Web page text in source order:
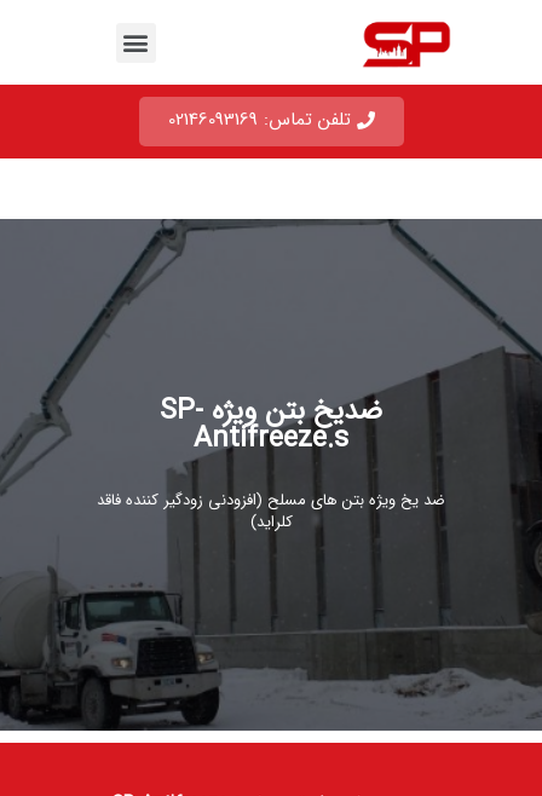
تلفن تماس: 02146093169
ضدیخ بتن ویژه SP-
Antifreeze.s
ضد یخ ویژه بتن های مسلح (افزودنی زودگیر کننده فاقد
کلراید)